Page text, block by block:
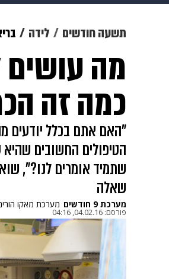
תרבות
גאווה ויוה
תשעה חודשים לידה
מה עושים
כמה זה
"האם אתם בכלל יודעים
הטיפולים החשובים
שתמיד אומרים לנו?",
שאלה
מערכת 9 חודשים מערכת מאקו
פורסם: 04.02.16, 04:16